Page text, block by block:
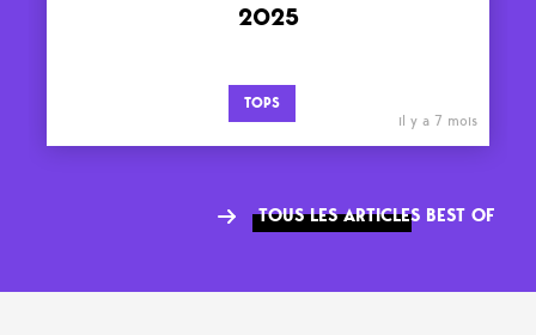
2025
TOPS
il y a 7 mois
TOUS LES ARTICLES BEST OF